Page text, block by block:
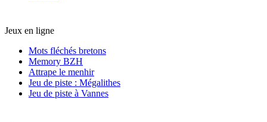
Jeux en ligne
Mots fléchés bretons
Memory BZH
Attrape le menhir
Jeu de piste : Mégalithes
Jeu de piste à Vannes